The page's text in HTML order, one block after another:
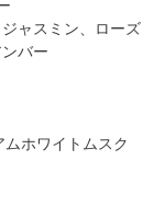
ャスミン、ローズ
バー
ホワイトムスク